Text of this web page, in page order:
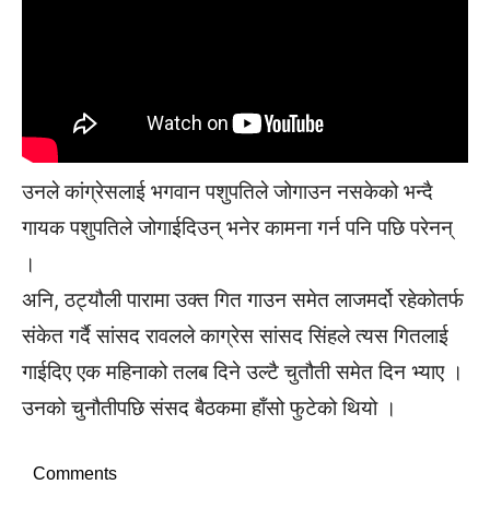
उनले कांग्रेसलाई भगवान पशुपतिले जोगाउन नसकेको भन्दै
गायक पशुपतिले जोगाईदिउन् भनेर कामना गर्न पनि पछि परेनन्
।
अनि, ठट्यौली पारामा उक्त गित गाउन समेत लाजमर्दो रहेकोतर्फ
संकेत गर्दै सांसद रावलले काग्रेस सांसद सिंहले त्यस गितलाई
गाईदिए एक महिनाको तलब दिने उल्टै चुतौती समेत दिन भ्याए ।
उनको चुनौतीपछि संसद बैठकमा हाँसो फुटेको थियो ।
Comments